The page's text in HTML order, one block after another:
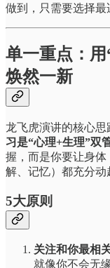
做到，只需要选择最
单一重点：
焕然一新
龙飞虎演讲的核心思
习是“心理+生理”双
握，而是你要让身
解、记忆）都充分动
5大原则
关注和你最相
就像你不会无